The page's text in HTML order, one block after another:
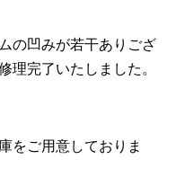
の凹みが若干ありござ
理完了いたしました。
をご用意しておりま